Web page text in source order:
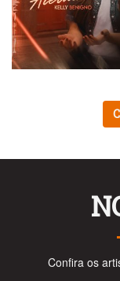
Confira os